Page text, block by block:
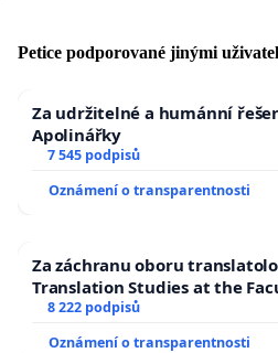
Petice podporované jinými
Za udržitelné a humánní
Apolinářky
7 545 podpisů
Oznámení o transparentnosti
Za záchranu oboru
Translation Studies at the
University
8 222 podpisů
Oznámení o transparentnosti